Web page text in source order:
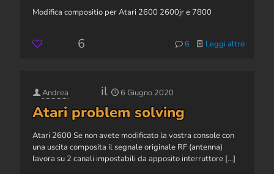
Modifica compositio per Atari 2600 2600jr e 7800
6 6 Leggi altro
Andrea il 6 Giugno 2020
Atari problem solving
Atari 2600 Se non avete modificato la vostra console con
una uscita composita il segnale originale RF (antenna)
lavora su 2 canali impostabili da apposito interruttore […]